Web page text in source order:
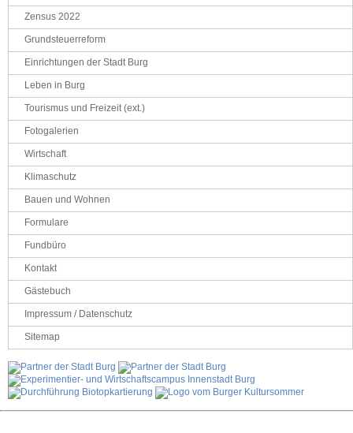
Zensus 2022
Grundsteuerreform
Einrichtungen der Stadt Burg
Leben in Burg
Tourismus und Freizeit (ext.)
Fotogalerien
Wirtschaft
Klimaschutz
Bauen und Wohnen
Formulare
Fundbüro
Kontakt
Gästebuch
Impressum / Datenschutz
Sitemap